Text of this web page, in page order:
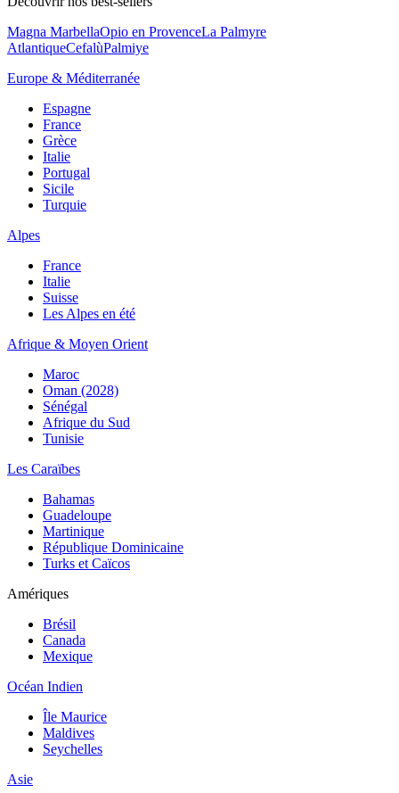
Magna MarbellaOpio en ProvenceLa Palmyre
AtlantiqueCefalùPalmiye
Europe & Méditerranée
Espagne
France
Grèce
Italie
Portugal
Sicile
Turquie
Alpes
France
Italie
Suisse
Les Alpes en été
Afrique & Moyen Orient
Maroc
Oman (2028)
Sénégal
Afrique du Sud
Tunisie
Les Caraïbes
Bahamas
Guadeloupe
Martinique
République Dominicaine
Turks et Caïcos
Amériques
Brésil
Canada
Mexique
Océan Indien
Île Maurice
Maldives
Seychelles
Asie